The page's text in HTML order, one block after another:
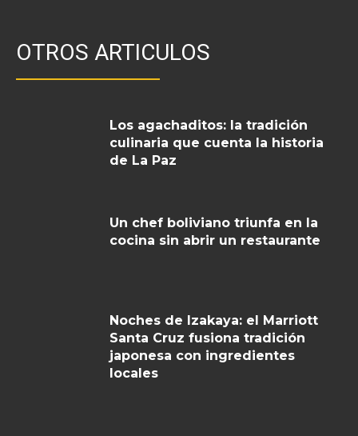
OTROS ARTICULOS
Los agachaditos: la tradición
culinaria que cuenta la historia
de La Paz
Un chef boliviano triunfa en la
cocina sin abrir un restaurante
Noches de Izakaya: el Marriott
Santa Cruz fusiona tradición
japonesa con ingredientes
locales